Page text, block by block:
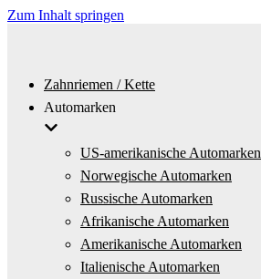
Zum Inhalt springen
Zahnriemen / Kette
Automarken
US-amerikanische Automarken
Norwegische Automarken
Russische Automarken
Afrikanische Automarken
Amerikanische Automarken
Italienische Automarken